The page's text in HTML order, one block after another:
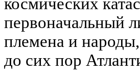
космических
первоначальный
племена и
до сих пор